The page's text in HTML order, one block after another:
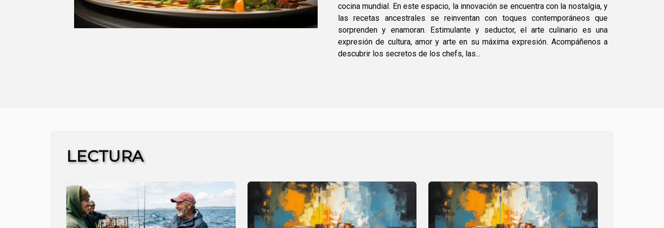
cocina mundial. En este espacio, la innovación se encuentra con la nostalgia, y
las recetas ancestrales se reinventan con toques contemporáneos que
sorprenden y enamoran. Estimulante y seductor, el arte culinario es una
expresión de cultura, amor y arte en su máxima expresión. Acompáñenos a
descubrir los secretos de los chefs, las...
LECTURA